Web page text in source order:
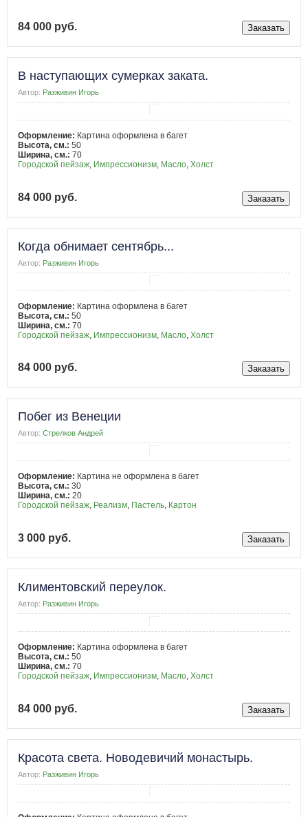
84 000 руб.
В наступающих сумерках заката.
Автор: Разживин Игорь
Оформление: Картина оформлена в багет
Высота, см.: 50
Ширина, см.: 70
Городской пейзаж, Импрессионизм, Масло, Холст
84 000 руб.
Когда обнимает сентябрь...
Автор: Разживин Игорь
Оформление: Картина оформлена в багет
Высота, см.: 50
Ширина, см.: 70
Городской пейзаж Импрессионизм Масло Холст
84 000 руб.
Побег из Венеции
Автор: Стрелков Андрей
Оформление: Картина не оформлена в багет
Высота, см.: 30
Ширина, см.: 20
Городской пейзаж, Реализм, Пастель, Картон
3 000 руб.
Климентовский переулок.
Автор: Разживин Игорь
Оформление: Картина оформлена в багет
Высота, см.: 50
Ширина, см.: 70
Городской пейзаж, Импрессионизм, Масло, Холст
84 000 руб.
Красота света. Новодевичий монастырь.
Автор: Разживин Игорь